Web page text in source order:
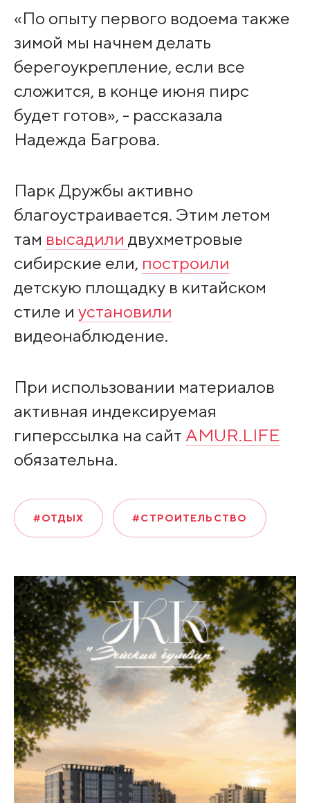
«По опыту первого водоема также
зимой мы начнем делать
берегоукрепление, если все
сложится, в конце июня пирс
будет готов», - рассказала
Надежда Багрова.
Парк Дружбы активно
благоустраивается. Этим летом
там высадили двухметровые
сибирские ели, построили
детскую площадку в китайском
стиле и установили
видеонаблюдение.
При использовании материалов
активная индексируемая
гиперссылка на сайт AMUR.LIFE
обязательна.
#ОТДЫХ #СТРОИТЕЛЬСТВО